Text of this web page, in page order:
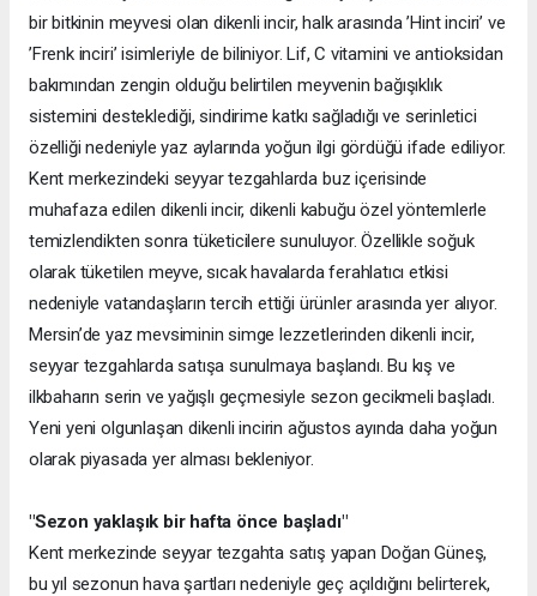
bir bitkinin meyvesi olan dikenli incir, halk arasında ’Hint inciri’ ve
’Frenk inciri’ isimleriyle de biliniyor. Lif, C vitamini ve antioksidan
bakımından zengin olduğu belirtilen meyvenin bağışıklık
sistemini desteklediği, sindirime katkı sağladığı ve serinletici
özelliği nedeniyle yaz aylarında yoğun ilgi gördüğü ifade ediliyor.
Kent merkezindeki seyyar tezgahlarda buz içerisinde
muhafaza edilen dikenli incir, dikenli kabuğu özel yöntemlerle
temizlendikten sonra tüketicilere sunuluyor. Özellikle soğuk
olarak tüketilen meyve, sıcak havalarda ferahlatıcı etkisi
nedeniyle vatandaşların tercih ettiği ürünler arasında yer alıyor.
Mersin’de yaz mevsiminin simge lezzetlerinden dikenli incir,
seyyar tezgahlarda satışa sunulmaya başlandı. Bu kış ve
ilkbaharın serin ve yağışlı geçmesiyle sezon gecikmeli başladı.
Yeni yeni olgunlaşan dikenli incirin ağustos ayında daha yoğun
olarak piyasada yer alması bekleniyor.
"Sezon yaklaşık bir hafta önce başladı"
Kent merkezinde seyyar tezgahta satış yapan Doğan Güneş,
bu yıl sezonun hava şartları nedeniyle geç açıldığını belirterek,